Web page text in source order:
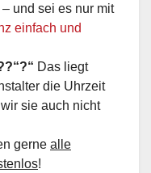
und sei es nur mit
einfach und
Das liegt
die Uhrzeit
sie auch nicht
gerne alle
!